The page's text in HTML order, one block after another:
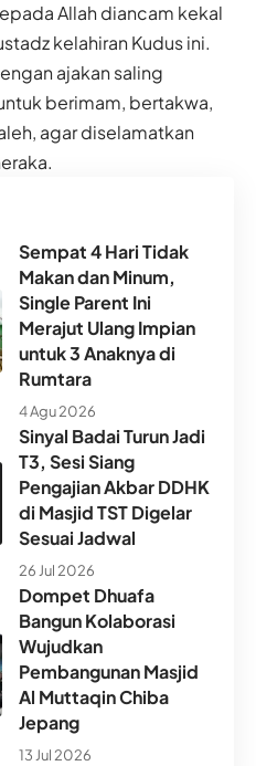
Allah diancam kekal
kelahiran Kudus ini.
ajakan saling
berimam, bertakwa,
agar diselamatkan
Sempat 4 Hari Tidak
Makan dan Minum,
Single Parent Ini
Merajut Ulang Impian
untuk 3 Anaknya di
Rumtara
4 Agu 2026
Sinyal Badai Turun Jadi
T3, Sesi Siang
Pengajian Akbar DDHK
di Masjid TST Digelar
Sesuai Jadwal
26 Jul 2026
Dompet Dhuafa
Bangun Kolaborasi
Wujudkan
Pembangunan Masjid
Al Muttaqin Chiba
Jepang
13 Jul 2026